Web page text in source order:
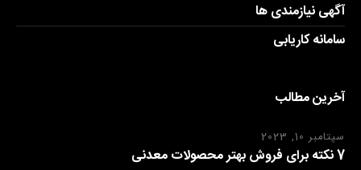
آگهی نیازمندی ها
سامانه کاریابی
آخرین مطالب
سپتامبر 10, 2023
7 نکته برای فروش بهتر محصولات معدنی